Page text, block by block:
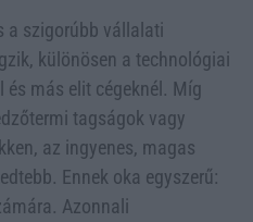
a szigorúbb vállalati
különösen a technológiai
más elit cégeknél. Míg
tagságok vagy
az ingyenes, magas
Ennek oka egyszerű:
Azonnali